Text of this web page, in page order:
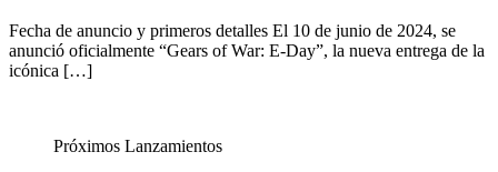
Fecha de anuncio y primeros detalles El 10 de junio de 2024, se
anunció oficialmente “Gears of War: E-Day”, la nueva entrega de la
icónica […]
Próximos Lanzamientos